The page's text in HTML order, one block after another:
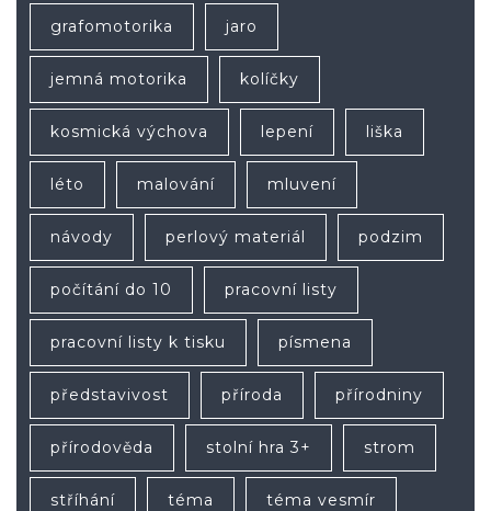
grafomotorika jaro
jemná motorika kolíčky
kosmická výchova lepení liška
léto malování mluvení
návody perlový materiál podzim
počítání do 10 pracovní listy
pracovní listy k tisku písmena
představivost příroda přírodniny
přírodověda stolní hra 3+ strom
stříhání téma téma vesmír